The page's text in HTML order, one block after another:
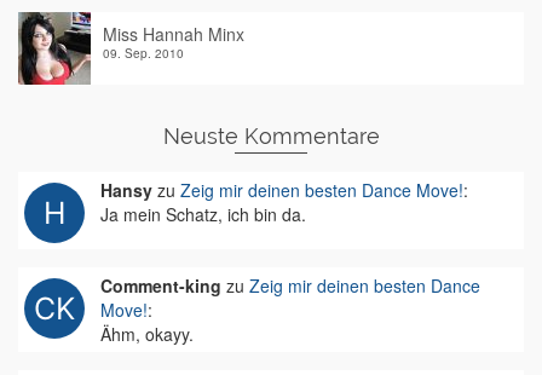
Miss Hannah Minx
09. Sep. 2010
Neuste Kommentare
Hansy zu Zeig mir deinen besten Dance Move!:
Ja mein Schatz, ich bin da.
Comment-king zu Zeig mir deinen besten Dance
Move!:
Ähm, okayy.